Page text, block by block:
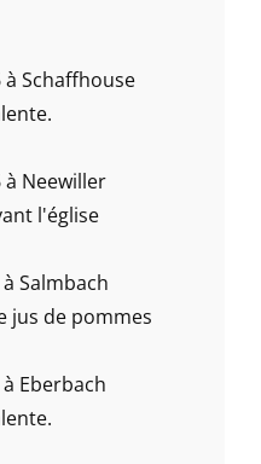
à Schaffhouse
à Neewiller
l'église
Salmbach
jus de pommes
Eberbach